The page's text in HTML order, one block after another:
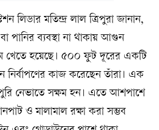
লিডার মতিন্দ্র লাল ত্রিপুরা জানান,
পানির ব্যবস্থা না থাকায় আগুন
খেতে হয়েছে। ৫০০ ফুট দূরের একটি
কাজ করেছেন তাঁরা। এক
নেভাতে সক্ষম হন। এতে আশপাশে
ও মালামাল রক্ষা করা সম্ভব